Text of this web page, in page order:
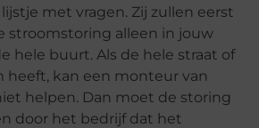
met vragen. Zij zullen eerst
stroomstoring alleen in jouw
hele buurt. Als de hele straat of
heeft, kan een monteur van
helpen. Dan moet de storing
door het bedrijf dat het